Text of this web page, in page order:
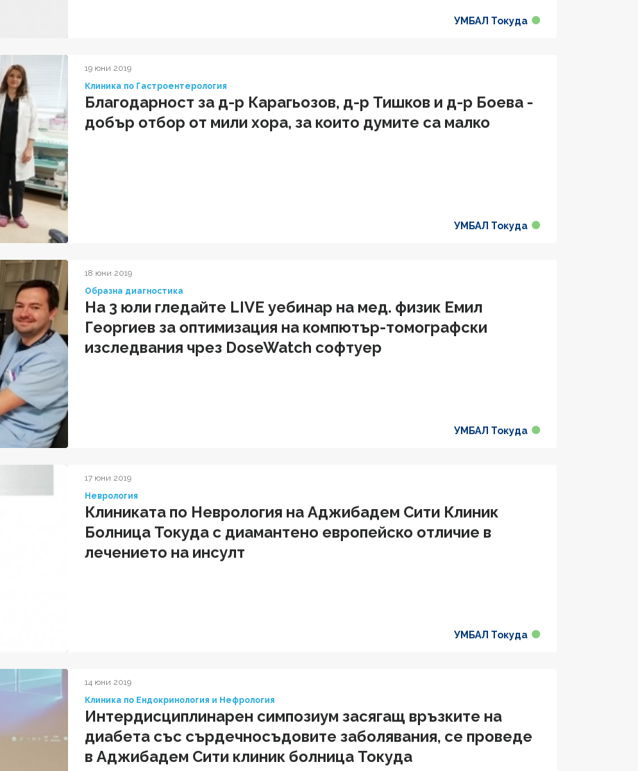
УМБАЛ Токуда
19 юни 2019
Клиника по Гастроентерология
Благодарност за д-р Карагьозов, д-р Тишков и д-р Боева -
добър отбор от мили хора, за които думите са малко
УМБАЛ Токуда
18 юни 2019
Образна диагностика
На 3 юли гледайте LIVE уебинар на мед. физик Емил
Георгиев за оптимизация на компютър-томографски
изследвания чрез DoseWatch софтуер
УМБАЛ Токуда
17 юни 2019
Неврология
Клиниката по Неврология на Аджибадем Сити Клиник
Болница Токуда с диамантено европейско отличие в
лечението на инсулт
УМБАЛ Токуда
14 юни 2019
Клиника по Ендокринология и Нефрология
Интердисциплинарен симпозиум засягащ връзките на
диабета със сърдечносъдовите заболявания, се проведе
в Аджибадем Сити клиник болница Токуда